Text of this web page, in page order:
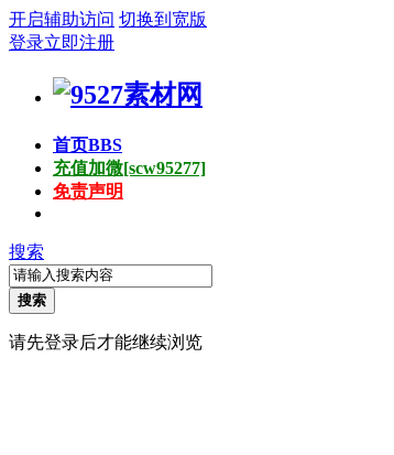
开启辅助访问 切换到宽版
登录立即注册
首页BBS
充值加微[scw95277]
免责声明
搜索
搜索
请先登录后才能继续浏览